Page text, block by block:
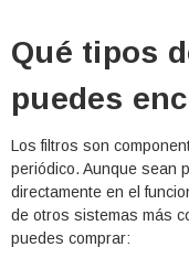
Qué tipos
puedes
Los filtros son
periódico. Aunque sean
directamente en el
de otros sistemas más
puedes comprar: